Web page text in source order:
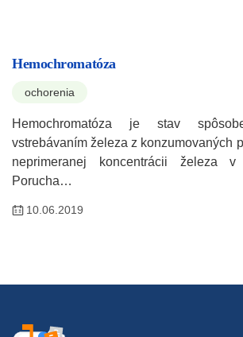
Hemochromatóza
ochorenia
Hemochromatóza je stav
vstrebávaním železa z konzumovaných
neprimeranej koncentrácii železa
Porucha…
10.06.2019